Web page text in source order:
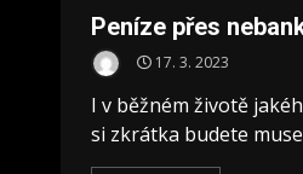
Peníze přes
17. 3. 2023
I v běžném životě
si zkrátka budete